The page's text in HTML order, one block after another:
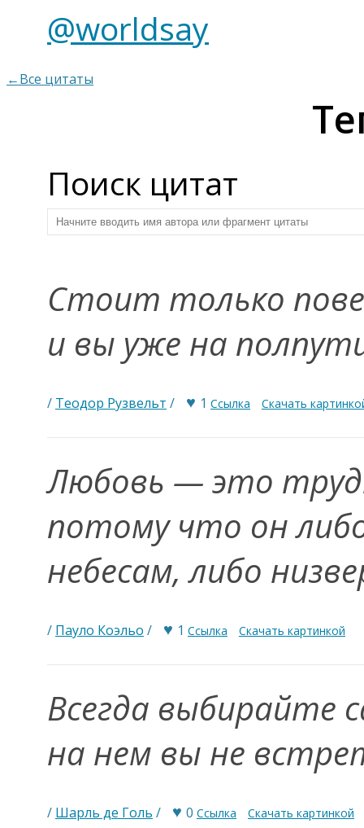
@worldsay
←Все цитаты
Поиск цитат
Стоит только
и вы уже на
/ Теодор Рузвельт / ♥ 1 Ссылка Скачать
Любовь — это
потому что он
небесам, либо
/ Пауло Коэльо / ♥ 1 Ссылка Скачать картинкой
Всегда
на нем вы не
/ Шарль де Голь / ♥ 0 Ссылка Скачать картинкой